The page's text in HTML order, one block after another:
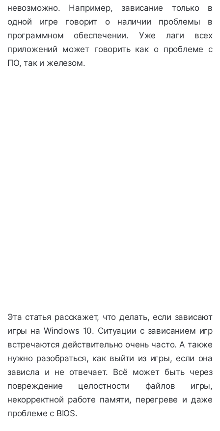
невозможно. Например, зависание только в
одной игре говорит о наличии проблемы в
программном обеспечении. Уже лаги всех
приложений может говорить как о проблеме с
ПО, так и железом.
Эта статья расскажет, что делать, если зависают
игры на Windows 10. Ситуации с зависанием игр
встречаются действительно очень часто. А также
нужно разобраться, как выйти из игры, если она
зависла и не отвечает. Всё может быть через
повреждение целостности файлов игры,
некорректной работе памяти, перегреве и даже
проблеме с BIOS.